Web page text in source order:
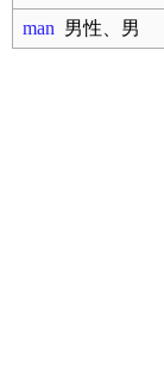
man 男性、男